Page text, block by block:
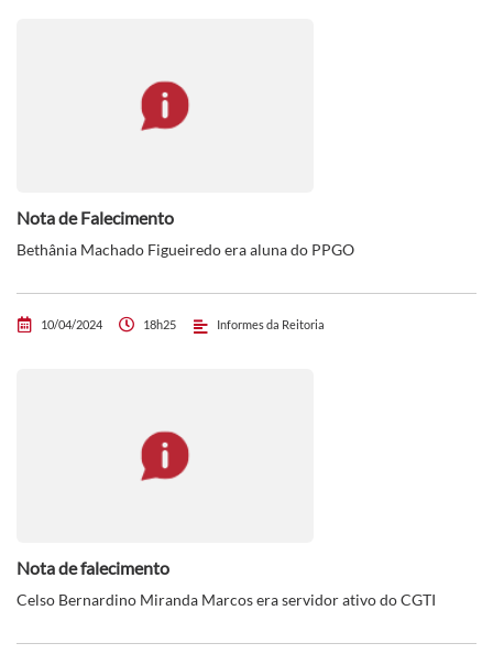
Nota de Falecimento
Bethânia Machado Figueiredo era aluna do PPGO
10/04/2024 18h25 Informes da Reitoria
Nota de falecimento
Celso Bernardino Miranda Marcos era servidor ativo do CGTI